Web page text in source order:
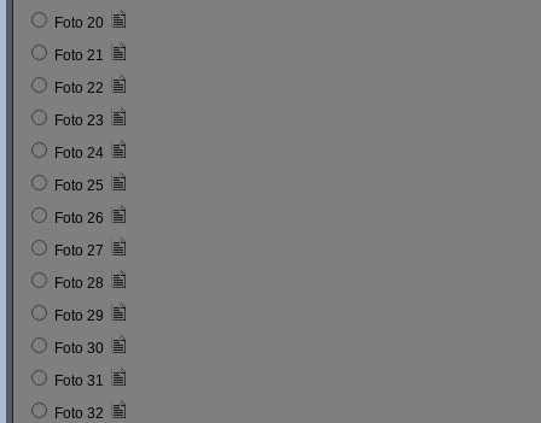
Foto 20
Foto 21
Foto 22
Foto 23
Foto 24
Foto 25
Foto 26
Foto 27
Foto 28
Foto 29
Foto 30
Foto 31
Foto 32